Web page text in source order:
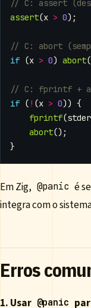
assert(x > 0);
if (x > 0) abort
if ( ! (x > 0)) {
fprintf(
abort();
}
Em Zig, @panic é
integra com o
Erros
1. Usar @panic